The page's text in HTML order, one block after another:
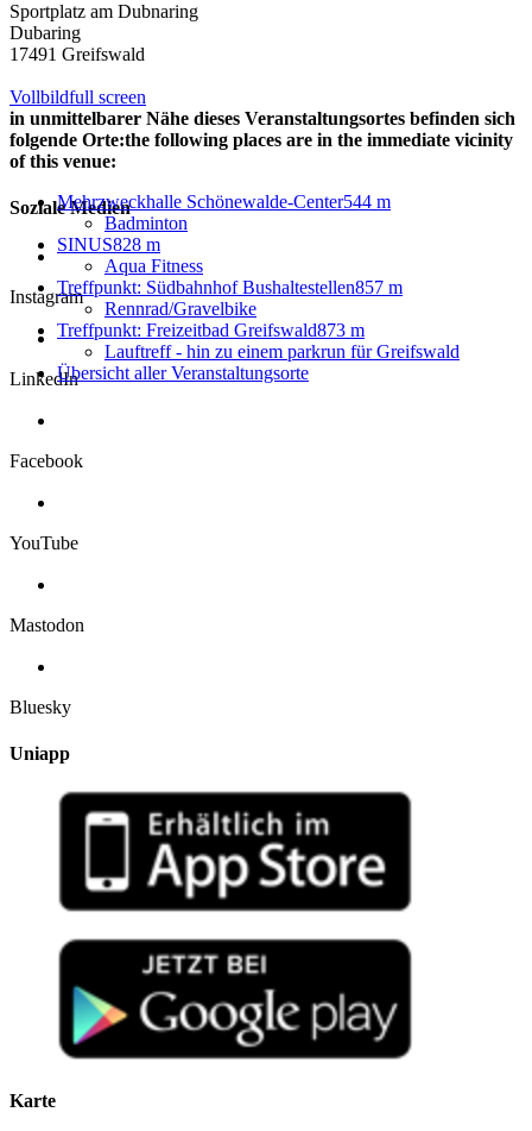
Sportplatz am Dubnaring
Dubaring
17491 Greifswald
Vollbildfull screen
in unmittelbarer Nähe dieses Veranstaltungsortes befinden sich
folgende Orte:the following places are in the immediate vicinity
of this venue:
Mehrzweckhalle Schönewalde-Center544 m
Badminton
SINUS828 m
Aqua Fitness
Treffpunkt: Südbahnhof Bushaltestellen857 m
Rennrad/Gravelbike
Treffpunkt: Freizeitbad Greifswald873 m
Lauftreff - hin zu einem parkrun für Greifswald
Übersicht aller Veranstaltungsorte
Soziale Medien
Instagram
LinkedIn
Facebook
YouTube
Mastodon
Bluesky
Uniapp
Karte